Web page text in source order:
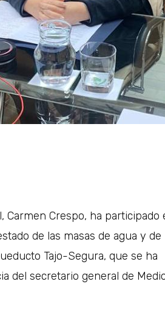
Carmen Crespo, ha participado
de las masas de agua y de
Tajo-Segura, que se ha
del secretario general de